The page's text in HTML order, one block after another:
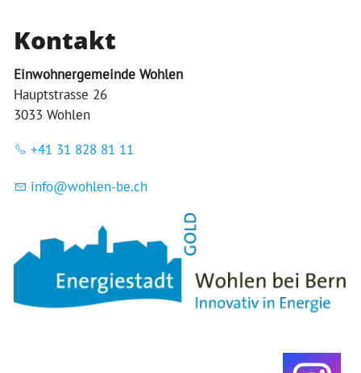
Kontakt
Einwohnergemeinde Wohlen
Hauptstrasse 26
3033 Wohlen
+41 31 828 81 11
nf w hl n-b ch